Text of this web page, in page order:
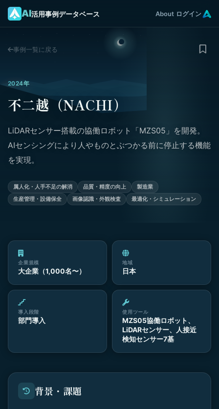
AI活用事例データベース About ログイン
事例一覧に戻る
2024年
不二越（NACHI）
LiDARセンサー搭載の協働ロボット「MZS05」を開発。
AIセンシングにより人やものとぶつかる前に停止する機能
を実現。
属人化・人手不足の解消 品質・精度の向上
製造業
生産管理・設備保全
画像認識・外観検査 最適化・シミュレーション
企業規模
大企業（1,000名〜）
地域
日本
導入段階
部門導入
使用ツール
MZS05協働ロボット、
LiDARセンサー、人接近
検知センサー7基
背景・課題